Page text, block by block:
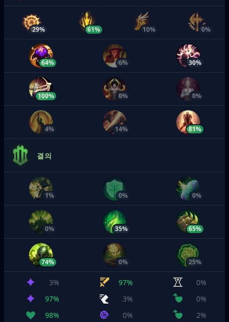
29% 61% 10% 0%
64% 6% 30%
100% 0% 0%
4% 14% 81%
결의
1% 0% 0%
0% 35% 65%
74% 0% 25%
3% 97%
0%
97%
3%
0%
98%
0% 2%